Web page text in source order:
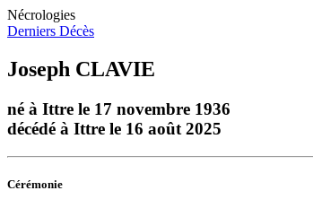
Nécrologies
Derniers Décès
Joseph CLAVIE
né à Ittre le 17 novembre 1936
décédé à Ittre le 16 août 2025
Cérémonie